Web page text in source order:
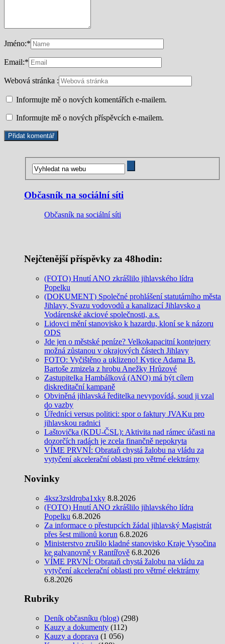
Jméno:*
Email:*
Webová stránka :
Informujte mě o nových komentářích e-mailem.
Informujte mě o nových příspěvcích e-mailem.
Občasník na sociální síti
Občasník na sociální síti
Nejčtenější příspěvky za 48hodin:
(FOTO) Hnutí ANO zkrášlilo jihlavského lídra
Popelku
(DOKUMENT) Společné prohlášení statutárního města
Jihlavy, Svazu vodovodů a kanalizací Jihlavsko a
Vodárenské akciové společnosti, a.s.
Lidovci mění stanovisko k hazardu, kloní se k názoru
ODS
Jde jen o městské peníze? Velkokapacitní kontejnery
možná zůstanou v okrajových částech Jihlavy
FOTO: Vyčištěno a uklizeno! Kytice Adama B.
Bartoše zmizela z hrobu Anežky Hrůzové
Zastupitelka Hambálková (ANO) má být cílem
diskreditační kampaně
Obviněná jihlavská ředitelka nevypovídá, soud ji vzal
do vazby
Úředníci versus politici: spor o faktury JVAKu pro
jihlavskou radnici
Laštovička (KDU-ČSL): Aktivita nad rámec účasti na
dozorčích radách je zcela finančně nepokryta
VÍME PRVNÍ: Obrataň chystá žalobu na vládu za
vytyčení akcelerační oblasti pro větrné elektrárny
Novinky
4ksz3zsldrqba1xky 8.8.2026
(FOTO) Hnutí ANO zkrášlilo jihlavského lídra
Popelku 6.8.2026
Za informace o přestupcích žádal jihlavský Magistrát
přes šest milionů korun 6.8.2026
Ministerstvo zrušilo kladné stanovisko Kraje Vysočina
ke galvanovně v Rantířově 6.8.2026
VÍME PRVNÍ: Obrataň chystá žalobu na vládu za
vytyčení akcelerační oblasti pro větrné elektrárny
6.8.2026
Rubriky
Deník občasníku (blog) (298)
Kauzy a dokumenty (112)
Kauzy a doprava (1 056)